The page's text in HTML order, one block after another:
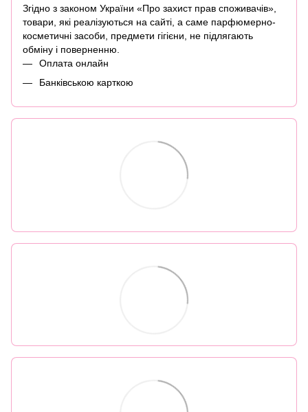
Згідно з законом України «Про захист прав споживачів»,
товари, які реалізуються на сайті, а саме парфюмерно-
косметичні засоби, предмети гігієни, не підлягають
обміну і поверненню.
Оплата онлайн
Банківською карткою